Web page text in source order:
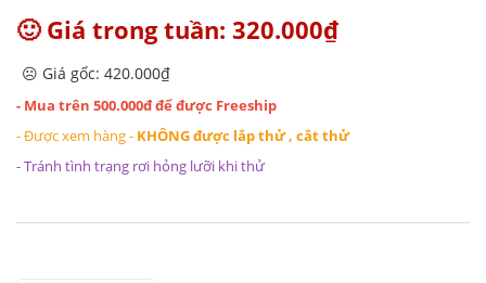
🙂 Giá trong tuần: 320.000₫
☹️ Giá gốc: 420.000₫
- Mua trên 500.000đ để được Freeship
- Được xem hàng - KHÔNG được lắp thử , cắt thử
- Tránh tình trạng rơi hỏng lưỡi khi thử